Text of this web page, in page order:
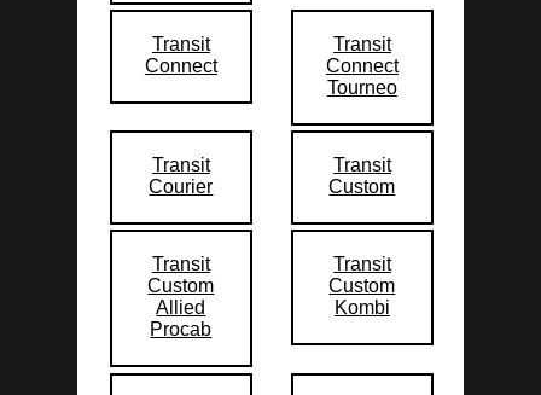
Transit
Connect
Transit
Connect
Tourneo
Transit
Courier
Transit
Custom
Transit
Custom
Allied
Procab
Transit
Custom
Kombi